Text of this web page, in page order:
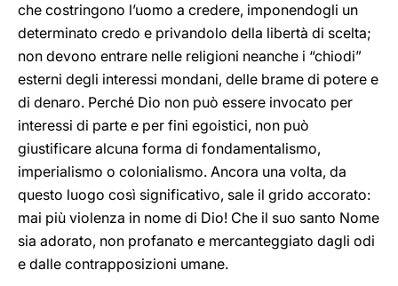
che costringono l’uomo a credere, imponendogli un
determinato credo e privandolo della libertà di scelta;
non devono entrare nelle religioni neanche i “chiodi”
esterni degli interessi mondani, delle brame di potere e
di denaro. Perché Dio non può essere invocato per
interessi di parte e per fini egoistici, non può
giustificare alcuna forma di fondamentalismo,
imperialismo o colonialismo. Ancora una volta, da
questo luogo così significativo, sale il grido accorato:
mai più violenza in nome di Dio! Che il suo santo Nome
sia adorato, non profanato e mercanteggiato dagli odi
e dalle contrapposizioni umane.